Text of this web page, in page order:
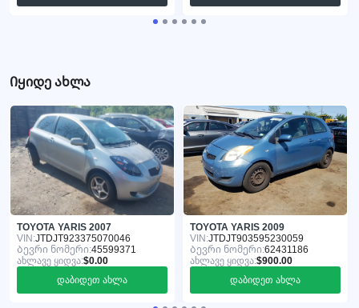
Იყიდე ახლა
TOYOTA YARIS 2007
VIN:JTDJT923375070046
Ბევრი ნომერი:45599371
ახლავე ყიდვა:$0.00
დაბიდეთ ახლა
TOYOTA YARIS 2009
VIN:JTDJT903595230059
Ბევრი ნომერი:62431186
ახლავე ყიდვა:$900.00
დაბიდეთ ახლა